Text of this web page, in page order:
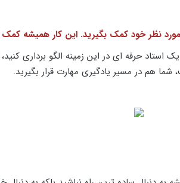
مورد نظر خود کمک بگیرید. این کار همیشه
حرفه ای در این زمینه الگو برداری
هم در مسیر یادگیری مهارت قرار بگیرید.